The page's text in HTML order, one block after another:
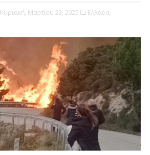
Κυριακή, Μαρτίου 23, 2025 Ελλάδα,